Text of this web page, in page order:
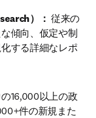
）： 従来の
傾向、仮定や制
する詳細なレポ
16,000以上の政
件の新規また